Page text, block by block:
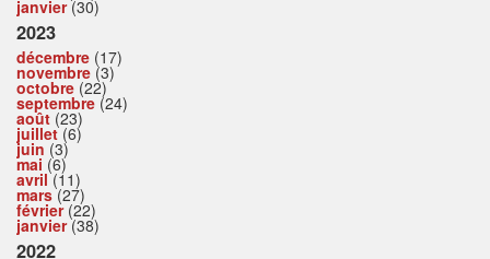
janvier(30)
2023
décembre (17)
novembre (3)
octobre (22)
septembre (24)
août (23)
juillet(6)
juin (3)
mai (6)
avril(11)
mars(27)
février(22)
janvier(38)
2022